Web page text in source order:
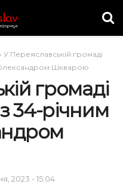
У Переяславській громаді
Шкварою
громаді
34-річним
2023 - 15:04